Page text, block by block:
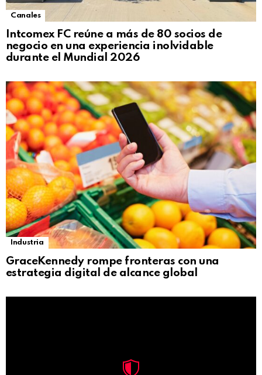
Canales
Intcomex FC reúne a más de 80 socios de
negocio en una experiencia inolvidable
durante el Mundial 2026
Industria
GraceKennedy rompe fronteras con una
estrategia digital de alcance global